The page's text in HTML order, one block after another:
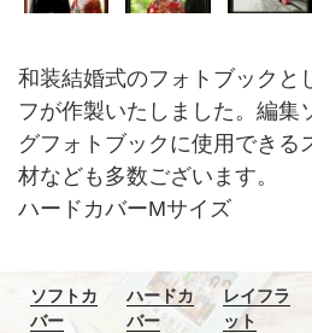
和装結婚式のフォトブックと
フが作製いたしました。編集
グフォトブックに使用できる
材なども多数ございます。
ハードカバーMサイズ
ソフトカ
バー
ハードカ
バー
レイフラ
ット